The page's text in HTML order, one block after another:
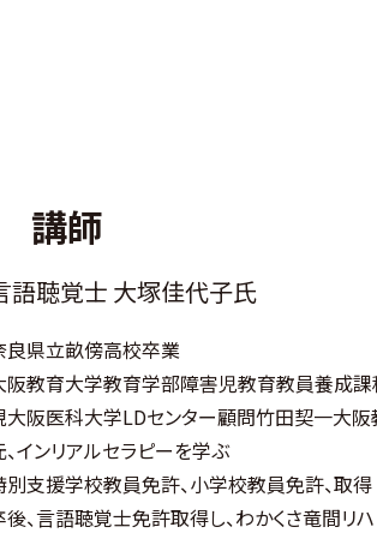
講師
語聴覚士 大塚佳代子氏
良県立畝傍高校卒業
阪教育大学教育学部障害児教育教員養成
大阪医科大学LDセンター顧問竹田契一大
、インリアルセラピーを学ぶ
別支援学校教員免許、小学校教員免許、取得
後、言語聴覚士免許取得し、わかくさ竜間